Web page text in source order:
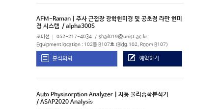
AFM-Raman | 주사 근접장 광학현미경 및 공초점 라만 현미
경 시스템 / alpha300S
조미선 052-217-4034 shail019@unist.ac.kr
Equipment location : 102동 B107호 (Bldg.102, Room B107)
분석의뢰 예약하기
Auto Physisorption Analyzer | 자동 물리흡착분석기
/ ASAP2020 Analysis